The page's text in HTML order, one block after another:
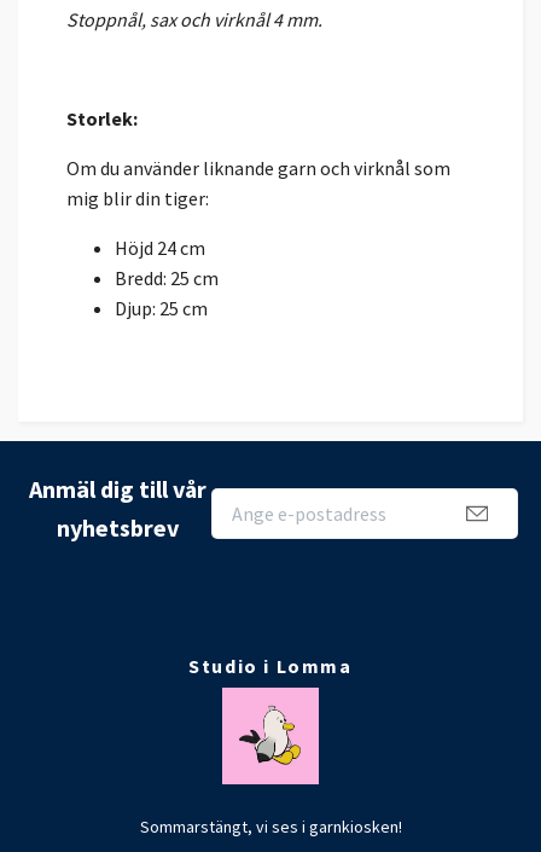
Stoppnål, sax och virknål 4 mm.
Storlek:
Om du använder liknande garn och virknål som
mig blir din tiger:
Höjd 24 cm
Bredd: 25 cm
Djup: 25 cm
Anmäl dig till vår
nyhetsbrev
Studio i Lomma
Sommarstängt, vi ses i garnkiosken!